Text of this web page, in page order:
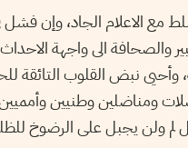
مع الاعلام الجاد، وإن
والصحافة الى واجهة
وأحيى نبض القلوب التائقة
ومناضلين وطنيين
لم ولن يجبل على الرضوخ